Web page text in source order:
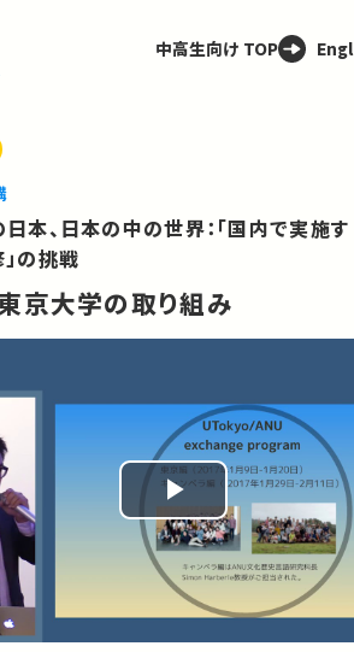
中高生向け TOP
本、日本の中の世界：「国内で実施す
の挑戦
京大学の取り組み
Play
Video